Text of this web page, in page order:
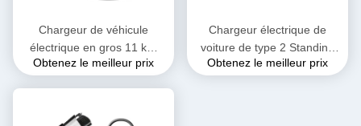
Chargeur de véhicule
électrique en gros 11 kW
Type 1 Type 2 Stations de
portable Station de recharge
Obtenez le meilleur prix
Chargeur électrique de
voiture de type 2 Standing
Wallbox Chargeur de
Obtenez le meilleur prix